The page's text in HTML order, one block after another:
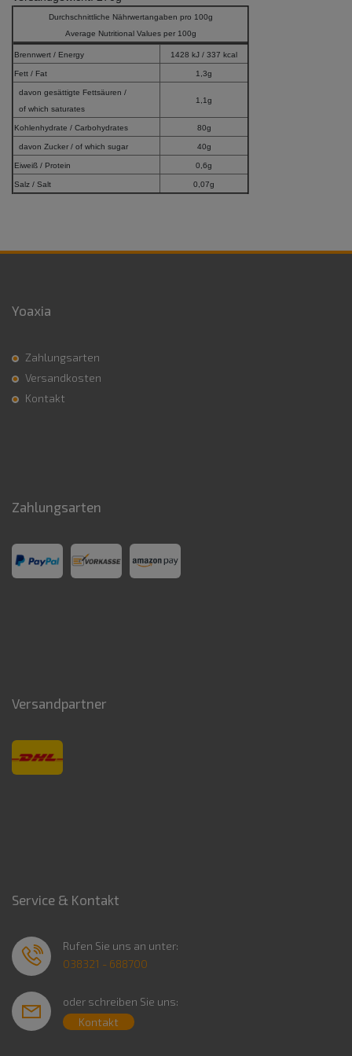
Durchschnittliche Nährwertangaben pro 100g
Average Nutritional Values per 100g
Brennwert / Energy 1428 kJ / 337 kcal
Fett / Fat 1,3g
davon gesättigte Fettsäuren /
of which saturates
1,1g
Kohlenhydrate / Carbohydrates 80g
davon Zucker / of which sugar 40g
Eiweiß / Protein 0,6g
Salz / Salt 0,07g
Yoaxia
Zahlungsarten
Versandkosten
Kontakt
Zahlungsarten
Versandpartner
Service & Kontakt
Rufen Sie uns an unter:
038321 - 688700
oder schreiben Sie uns:
Kontakt